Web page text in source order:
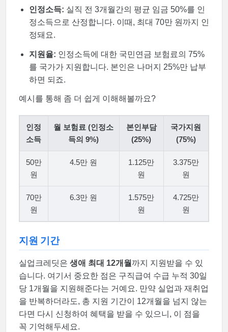
인정소득: 실직 전 3개월간의 평균 임금 50%를 인
정소득으로 산정합니다. 이때, 최대 70만 원까지 인
정돼요.
지원율: 인정소득에 대한 국민연금 보험료의 75%
를 국가가 지원합니다. 본인은 나머지 25%만 납부
하면 되죠.
예시를 통해 좀 더 쉽게 이해해볼까요?
인정
소득
월 보험료 (인정소
득의 9%)
본인부담
(25%)
국가지원
(75%)
50만
원
4.5만 원
1.125만
원
3.375만
원
70만
원
6.3만 원
1.575만
원
4.725만
원
지원 기간
실업크레딧은 생애 최대 12개월 까지 지원받을 수 있
습니다. 여기서 중요한 점은 구직급여 수급 누적 30일
당 1개월을 지원해준다는 거예요. 만약 실업과 재취업
을 반복하더라도, 총 지원 기간이 12개월을 넘지 않는
다면 다시 신청하여 혜택을 받을 수 있으니, 이 점을
꼭 기억해두세요.